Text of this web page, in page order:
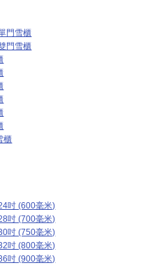
門雪櫃
門雪櫃
櫃
吋 (600毫米)
吋 (700毫米)
吋 (750毫米)
吋 (800毫米)
吋 (900毫米)